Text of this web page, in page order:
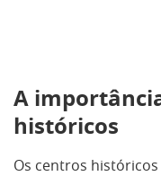
A
históricos
Os centros